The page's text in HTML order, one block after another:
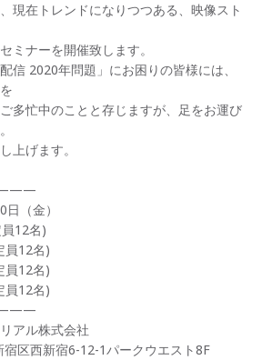
現在トレンドになりつつある、映像スト
ミナーを開催致します。
信 2020年問題」にお困りの皆様には、
多忙中のことと存じますが、足をお運び
上げます。
（金）
12名)
員12名)
員12名)
員12名)
アル株式会社
区西新宿6-12-1パークウエスト8F